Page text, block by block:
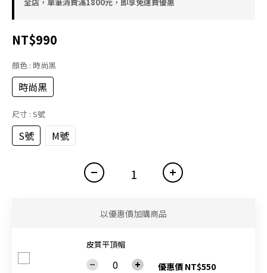
NT$990
顏色 : 時尚黑
時尚黑
尺寸 : S號
S號 M號
以優惠價加購商品
皮質平頂帽
優惠價 NT$550